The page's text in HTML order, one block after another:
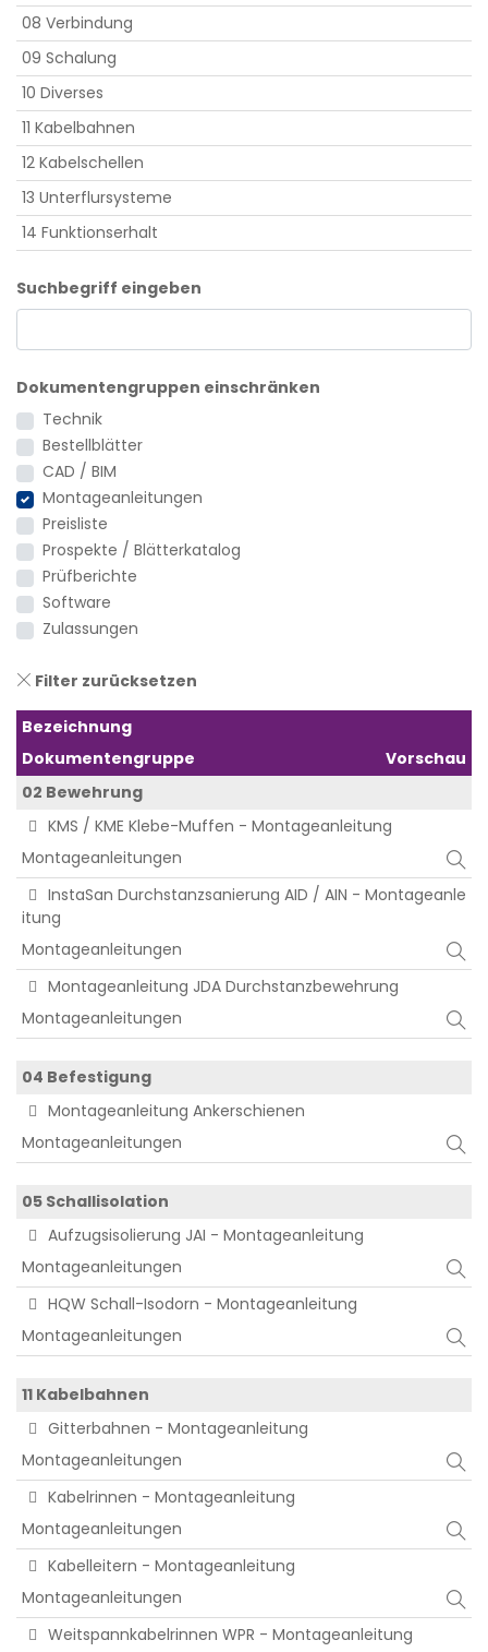
08 Verbindung
09 Schalung
10 Diverses
11 Kabelbahnen
12 Kabelschellen
13 Unterflursysteme
14 Funktionserhalt
Suchbegriff eingeben
Dokumentengruppen einschränken
Technik
Bestellblätter
CAD / BIM
Montageanleitungen
Preisliste
Prospekte / Blätterkatalog
Prüfberichte
Software
Zulassungen
Filter zurücksetzen
Bezeichnung
Dokumentengruppe
Vorschau
02 Bewehrung
KMS / KME Klebe-Muffen - Montageanleitung
Montageanleitungen
InstaSan Durchstanzsanierung AID / AIN - Montageanle
itung
Montageanleitungen
Montageanleitung JDA Durchstanzbewehrung
Montageanleitungen
04 Befestigung
Montageanleitung Ankerschienen
Montageanleitungen
05 Schallisolation
Aufzugsisolierung JAI - Montageanleitung
Montageanleitungen
HQW Schall-Isodorn - Montageanleitung
Montageanleitungen
11 Kabelbahnen
Gitterbahnen - Montageanleitung
Montageanleitungen
Kabelrinnen - Montageanleitung
Montageanleitungen
Kabelleitern - Montageanleitung
Montageanleitungen
Weitspannkabelrinnen WPR - Montageanleitung